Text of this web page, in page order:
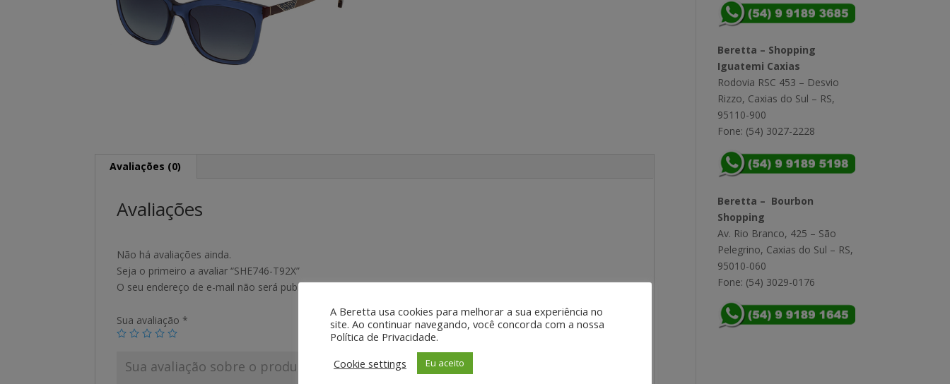
Avaliações (0)
Avaliações
Não há avaliações ainda.
Seja o primeiro a avaliar “SHE746-T92X”
O seu endereço de e-mail não será publicado. Campos obrigatórios são marcados com*
Sua avaliação *
Beretta – Shopping
Iguatemi Caxias
Rodovia RSC 453 – Desvio
Rizzo, Caxias do Sul – RS,
95110-900
Fone: (54) 3027-2228
Beretta – Bourbon
Shopping
Av. Rio Branco, 425 – São
Pelegrino, Caxias do Sul – RS,
95010-060
Fone: (54) 3029-0176
A Beretta usa cookies para melhorar a sua experiência no
site. Ao continuar navegando, você concorda com a nossa
Política de Privacidade.
Cookie settings
Eu aceito